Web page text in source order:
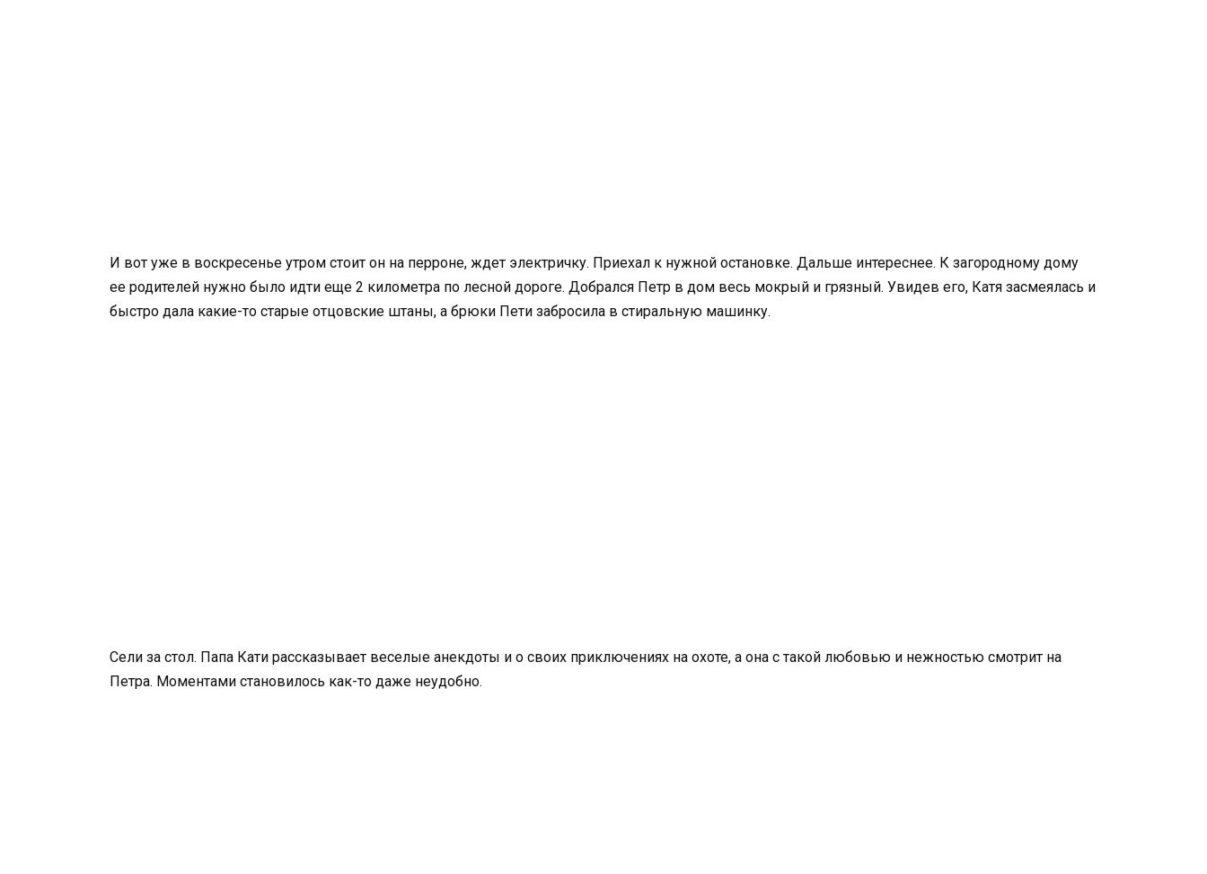
И вот уже в воскресенье утром стоит он на перроне, ждет электричку. Приехал к нужной остановке. Дальше интереснее. К загородному дому
ее родителей нужно было идти еще 2 километра по лесной дороге. Добрался Петр в дом весь мокрый и грязный. Увидев его, Катя засмеялась и
быстро дала какие-то старые отцовские штаны, а брюки Пети забросила в стиральную машинку.
Сели за стол. Папа Кати рассказывает веселые анекдоты и о своих приключениях на охоте, а она с такой любовью и нежностью смотрит на
Петра. Моментами становилось как-то даже неудобно.